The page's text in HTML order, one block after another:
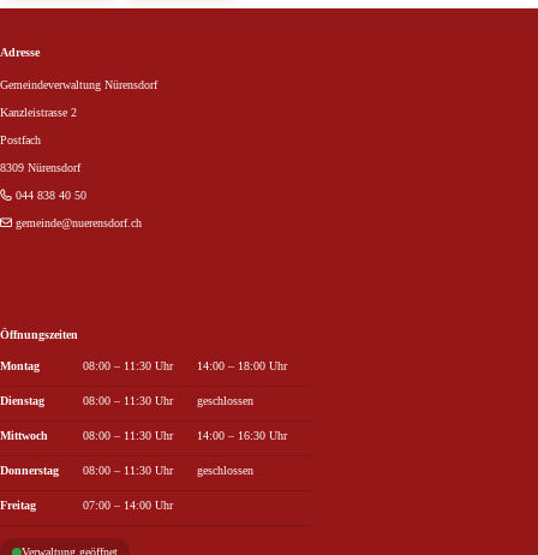
Adresse
Gemeindeverwaltung Nürensdorf
Kanzleistrasse 2
Postfach
8309 Nürensdorf
044 838 40 50
gemeinde@nuerensdorf.ch
Öffnungszeiten
Wochentag Öffnungszeiten Vormittag Öffnungszeiten Nachmittag
Montag 08:00 – 11:30 Uhr 14:00 – 18:00 Uhr
Dienstag 08:00 – 11:30 Uhr geschlossen
Mittwoch 08:00 – 11:30 Uhr 14:00 – 16:30 Uhr
Donnerstag 08:00 – 11:30 Uhr geschlossen
Freitag 07:00 – 14:00 Uhr
Verwaltung geöffnet